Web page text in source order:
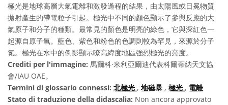
極光是地球高層大氣電離和激發過程的結果，由太陽風或日冕物質
拋射產生的帶電粒子引起。極光中不同的顏色顯示了參與反應的大
氣原子和分子的種類。最常見的顏色是明亮的綠色，它與深紅色一
起源自原子氧。藍色、紫色和粉色的色調則較為罕見，來源於分子
氮。極光在水中的倒影顯示瞭高緯度地區強烈極光的亮度。
Crediti per l'immagine: 馬爾科·米利亞爾迪代表科爾蒂納天文協
會/IAU OAE。
Termini di glossario connessi: 北極光 , 地磁暴 , 極光 , 電離
Stato di traduzione della didascalia: Non ancora approvato